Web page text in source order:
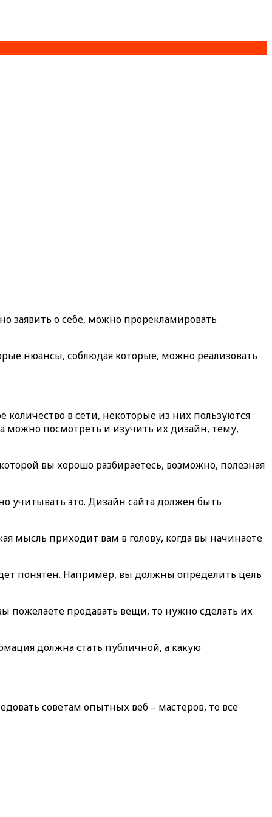
заявить о себе, можно прорекламировать
нюансы, соблюдая которые, можно реализовать
в сети, некоторые из них пользуются
можно посмотреть и изучить их дизайн, тему,
вы хорошо разбираетесь, возможно, полезная
учитывать это. Дизайн сайта должен быть
мысль приходит вам в голову, когда вы начинаете
понятен. Например, вы должны определить цель
пожелаете продавать вещи, то нужно сделать их
должна стать публичной, а какую
советам опытных веб – мастеров, то все